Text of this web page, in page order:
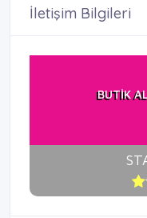
İletişim Bilgileri
BUTİK